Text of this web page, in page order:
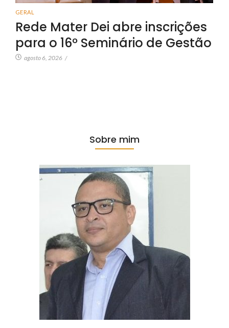
GERAL
Rede Mater Dei abre inscrições
para o 16º Seminário de Gestão
agosto 6, 2026 /
Sobre mim